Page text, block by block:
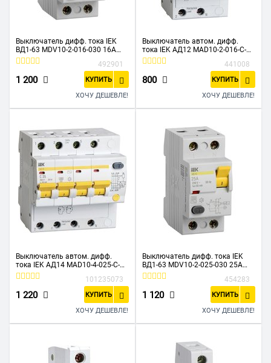
Выключатель дифф. тока IEK
ВД1-63 MDV10-2-016-030 16A
30мА AC 2П 230В 2мод белый
492901
1 200 КУПИТЬ
ХОЧУ ДЕШЕВЛЕ!
Выключатель автом. дифф.
тока IEK АД12 MAD10-2-016-C-
030 16A тип C 4.5kA 30мА AC 2П
441008
800 КУПИТЬ
ХОЧУ ДЕШЕВЛЕ!
Выключатель автом. дифф.
тока IEK АД14 MAD10-4-025-C-
030 25A тип C 4.5kA 30мА AC 4П
230/400В 5мод белый101235073
1 220 КУПИТЬ
ХОЧУ ДЕШЕВЛЕ!
Выключатель дифф. тока IEK
ВД1-63 MDV10-2-025-030 25A
30мА AC 2П 230В 2мод белый
454283
1 120 КУПИТЬ
ХОЧУ ДЕШЕВЛЕ!